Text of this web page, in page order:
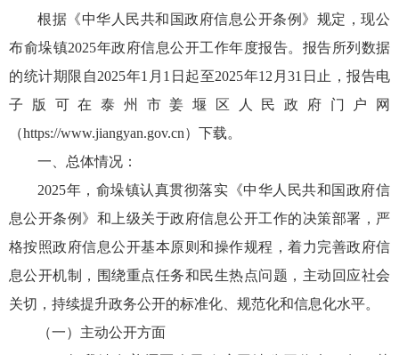
根据《中华人民共和国政府信息公开条例》规定，现公
布俞垛镇2025年政府信息公开工作年度报告。报告所列数据
的统计期限自2025年1月1日起至2025年12月31日止，报告电
子版可在泰州市姜堰区人民政府门户网
（https://www.jiangyan.gov.cn）下载。
一、总体情况：
2025年，俞垛镇认真贯彻落实《中华人民共和国政府信
息公开条例》和上级关于政府信息公开工作的决策部署，严
格按照政府信息公开基本原则和操作规程，着力完善政府信
息公开机制，围绕重点任务和民生热点问题，主动回应社会
关切，持续提升政务公开的标准化、规范化和信息化水平。
（一）主动公开方面